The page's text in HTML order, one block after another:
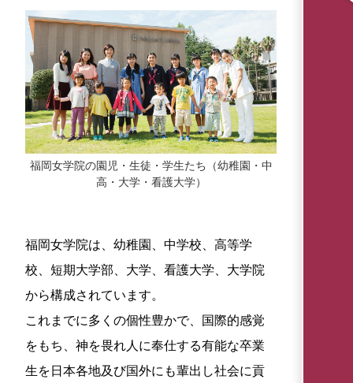
福岡女学院の園児・生徒・学生たち（幼稚園・中
高・大学・看護大学）
福岡女学院は、幼稚園、中学校、高等学
校、短期大学部、大学、看護大学、大学院
から構成されています。
これまでに多くの個性豊かで、国際的感覚
をもち、神を畏れ人に奉仕する有能な卒業
生を日本各地及び国外にも輩出し社会に貢